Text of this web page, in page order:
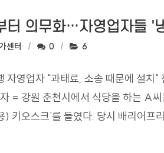
터 의무화…자영업자들 '
센터 댓글수:
0 조회수:
6
자영업자 "과태료, 소송 때문에 설치"
= 강원 춘천시에서 식당을 하는 A
키오스크'를 들였다. 당시 배리어프